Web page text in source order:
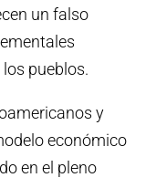
un falso
pueblos.
y
económico
en el pleno